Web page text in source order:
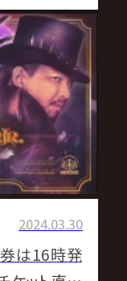
2024.03.30
券は16時発